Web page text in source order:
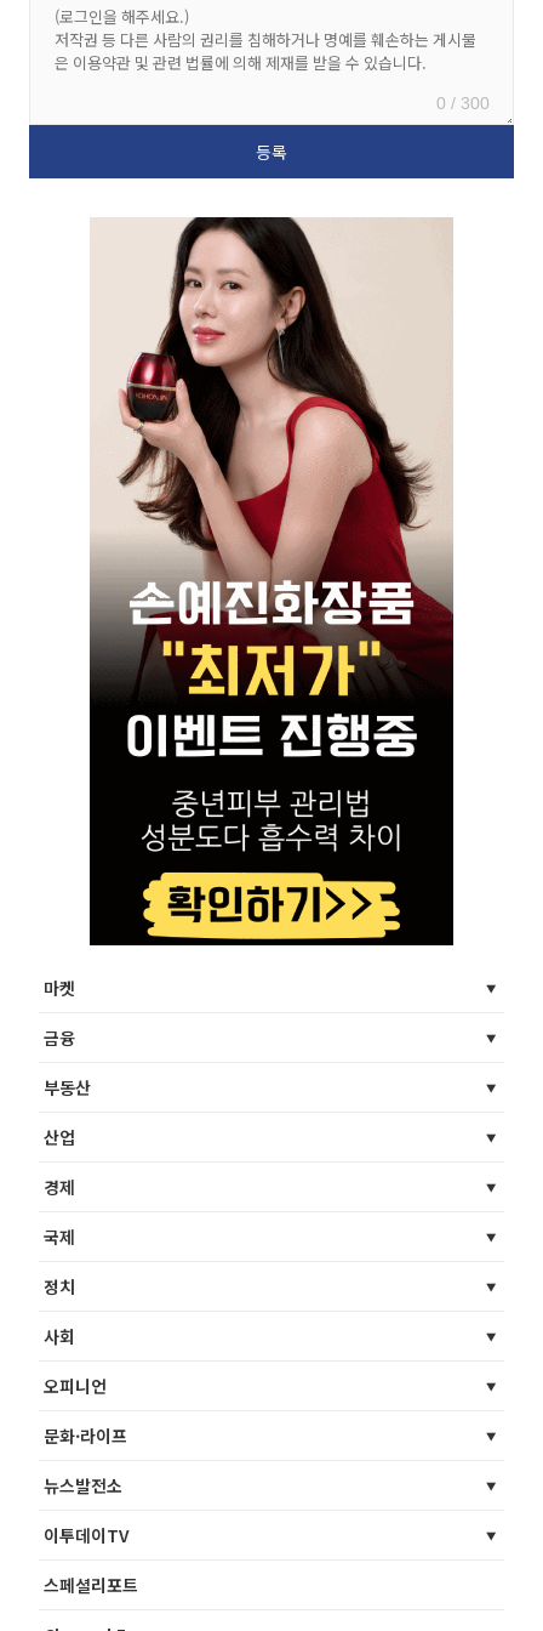
0 / 300
마켓
금융
부동산
산업
경제
국제
정치
사회
오피니언
문화·라이프
뉴스발전소
이투데이TV
스페셜리포트